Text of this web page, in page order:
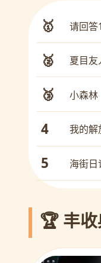
🥇 请回答
🥈 夏目友
🥉 小森林
4 我的解
5 海街日
🏆 丰收